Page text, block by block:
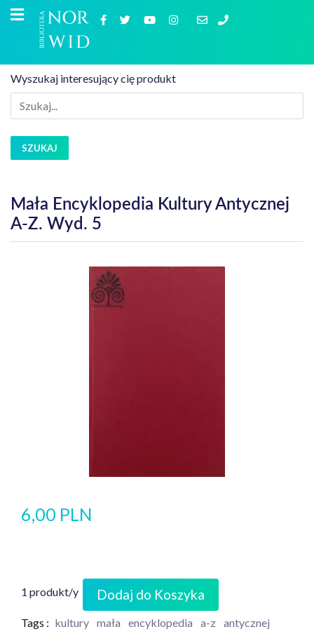
Wyszukaj interesujący cię produkt
SZUKAJ
Mała Encyklopedia Kultury Antycznej
A-Z. Wyd. 5
6,00 PLN
1 produkt/y Dodaj do Koszyka
Tags : kultury mała encyklopedia a-z antycznej